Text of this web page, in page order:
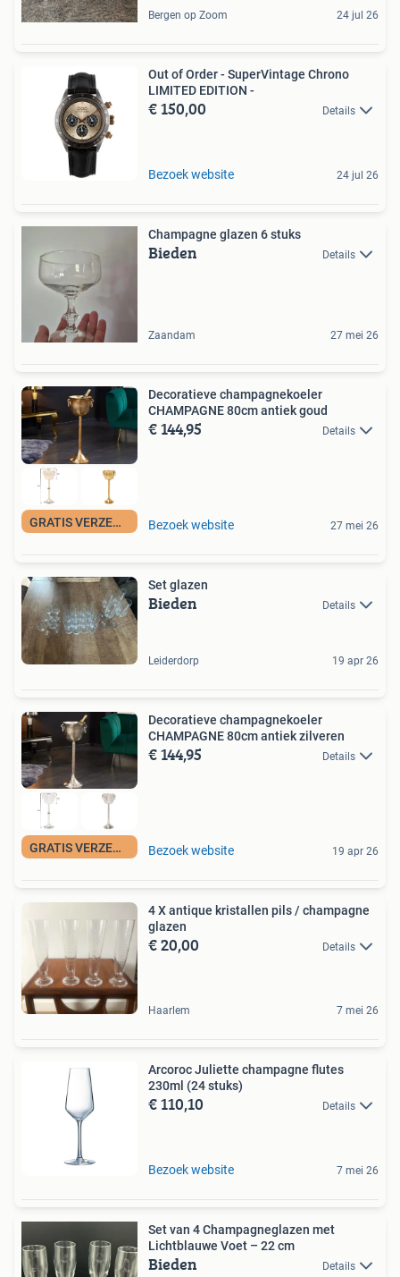
Bergen op Zoom 24 jul 26
Out of Order - SuperVintage Chrono
LIMITED EDITION -
€ 150,00 Details
Bezoek website 24 jul 26
Champagne glazen 6 stuks
Bieden Details
Zaandam 27 mei 26
GRATIS VERZENDING
Decoratieve champagnekoeler
CHAMPAGNE 80cm antiek goud
€ 144,95 Details
Bezoek website 27 mei 26
Set glazen
Bieden Details
Leiderdorp 19 apr 26
GRATIS VERZENDING
Decoratieve champagnekoeler
CHAMPAGNE 80cm antiek zilveren
€ 144,95 Details
Bezoek website 19 apr 26
4 X antique kristallen pils / champagne
glazen
€ 20,00 Details
Haarlem 7 mei 26
Arcoroc Juliette champagne flutes
230ml (24 stuks)
€ 110,10 Details
Bezoek website 7 mei 26
Set van 4 Champagneglazen met
Lichtblauwe Voet – 22 cm
Bieden Details